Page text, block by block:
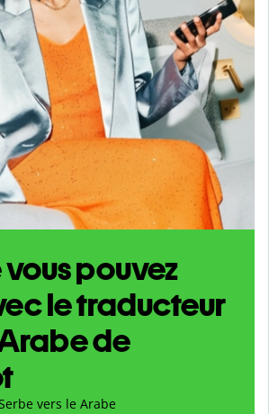
pouvez
le traducteur
de
vers le Arabe